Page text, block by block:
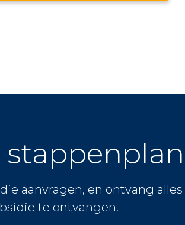
stappenplan
aanvragen, en ontvang
te ontvangen.